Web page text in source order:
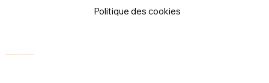
Politique des cookies